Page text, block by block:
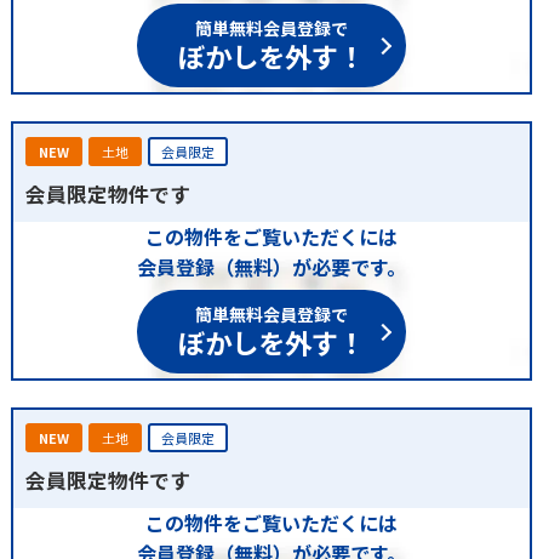
簡単無料会員登録で
ぼかしを外す！
NEW 土地 会員限定
会員限定物件です
この物件をご覧いただくには
会員登録（無料）が必要です。
簡単無料会員登録で
ぼかしを外す！
NEW 土地 会員限定
会員限定物件です
この物件をご覧いただくには
会員登録（無料）が必要です。